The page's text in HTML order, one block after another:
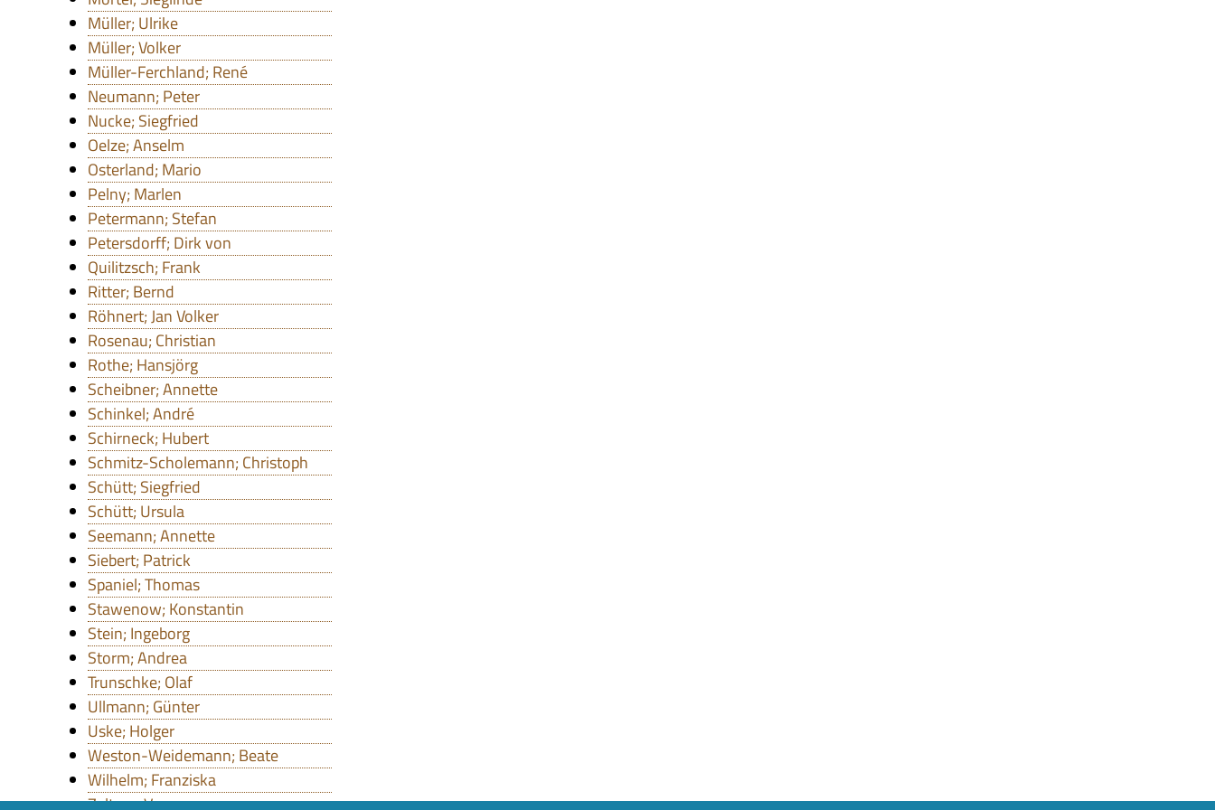
Müller; Ulrike
Müller; Volker
Müller-Ferchland; René
Neumann; Peter
Nucke; Siegfried
Oelze; Anselm
Osterland; Mario
Pelny; Marlen
Petermann; Stefan
Petersdorff; Dirk von
Quilitzsch; Frank
Ritter; Bernd
Röhnert; Jan Volker
Rosenau; Christian
Rothe; Hansjörg
Scheibner; Annette
Schinkel; André
Schirneck; Hubert
Schmitz-Scholemann; Christoph
Schütt; Siegfried
Schütt; Ursula
Seemann; Annette
Siebert; Patrick
Spaniel; Thomas
Stawenow; Konstantin
Stein; Ingeborg
Storm; Andrea
Trunschke; Olaf
Ullmann; Günter
Uske; Holger
Weston-Weidemann; Beate
Wilhelm; Franziska
Zeltner; Verena